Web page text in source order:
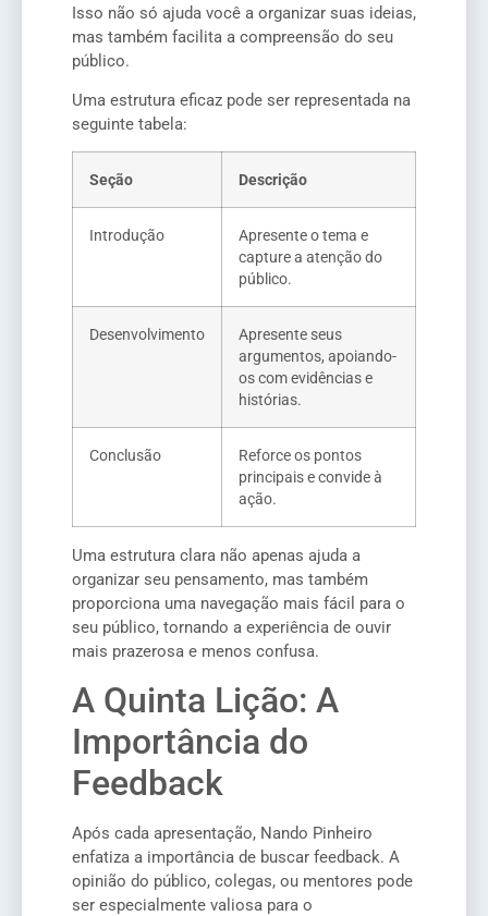
Isso não só ajuda você a organizar suas ideias,
mas também facilita a compreensão do seu
público.
Uma estrutura eficaz pode ser representada na
seguinte tabela:
Seção Descrição
Introdução
Apresente o tema e
capture a atenção do
público.
Desenvolvimento
Apresente seus
argumentos, apoiando-
os com evidências e
histórias.
Conclusão
Reforce os pontos
principais e convide à
ação.
Uma estrutura clara não apenas ajuda a
organizar seu pensamento, mas também
proporciona uma navegação mais fácil para o
seu público, tornando a experiência de ouvir
mais prazerosa e menos confusa.
A Quinta Lição: A
Importância do
Feedback
Após cada apresentação, Nando Pinheiro
enfatiza a importância de buscar feedback. A
opinião do público, colegas, ou mentores pode
ser especialmente valiosa para o